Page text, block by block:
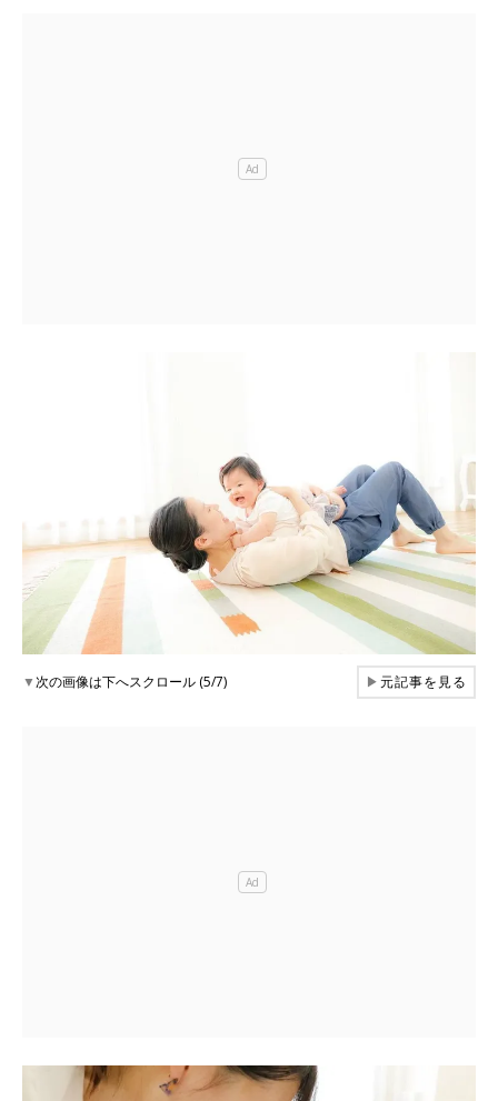
▼次の画像は下へスクロール (5/7) ▶元記事を見る